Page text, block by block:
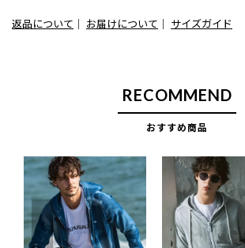
返品について ｜ お届けについて ｜ サイズガイド
RECOMMEND
おすすめ商品